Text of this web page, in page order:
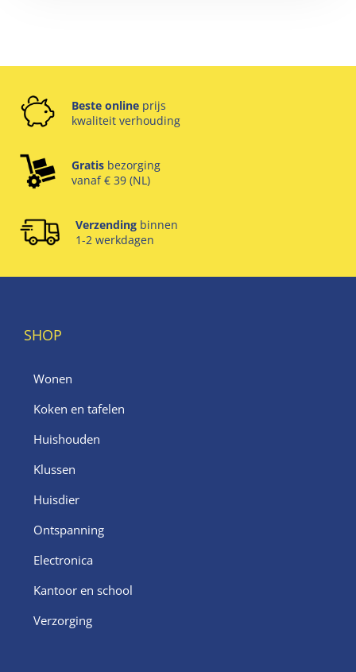
Beste online prijs
kwaliteit verhouding
Gratis bezorging
vanaf € 39 (NL)
Verzending binnen
1-2 werkdagen
SHOP
Wonen
Koken en tafelen
Huishouden
Klussen
Huisdier
Ontspanning
Electronica
Kantoor en school
Verzorging